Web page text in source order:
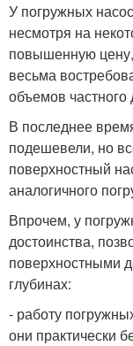
У погружных
несмотря на
повышенную
весьма
объемов
В последнее
подешевели, но
поверхностный
аналогичного
Впрочем, у
достоинства,
поверхностными
глубинах:
- работу
они практически